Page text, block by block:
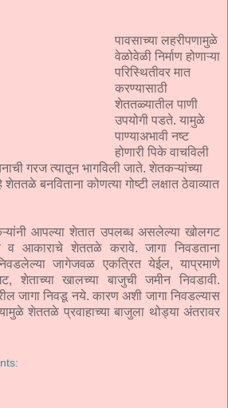
पावसाच्या लहरीपणामुळे
वेळोवेळी निर्माण होणाऱ्या
परिस्थितीवर मात
करण्यासाठी
शेततळ्यातील पाणी
उपयोगी पडते. यामुळे
पाण्याअभावी नष्ट
होणारी पिके वाचविली
गरज त्यातून भागविली जाते. शेतकऱ्यांच्या
बनविताना कोणत्या गोष्टी लक्षात ठेवाव्यात
आपल्या शेतात उपलब्ध असलेल्या खोलगट
व आकाराचे शेततळे करावे. जागा निवडताना
जागेजवळ एकत्रित येईल, याप्रमाणे
शेताच्या खालच्या बाजुची जमीन निवडावी.
जागा निवडू नये. कारण अशी जागा निवडल्यास
शेततळे प्रवाहाच्या बाजुला थोड्या अंतरावर